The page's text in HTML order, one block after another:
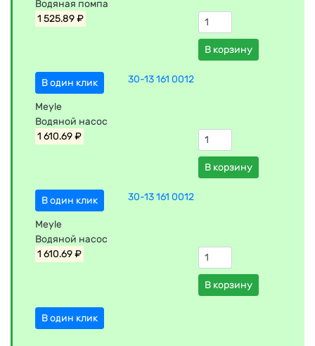
Водяная помпа
1 525.89 ₽
В корзину
В один клик 30-13 161 0012
Meyle
Водяной насос
1 610.69 ₽
В корзину
В один клик 30-13 161 0012
Meyle
Водяной насос
1 610.69 ₽
В корзину
В один клик